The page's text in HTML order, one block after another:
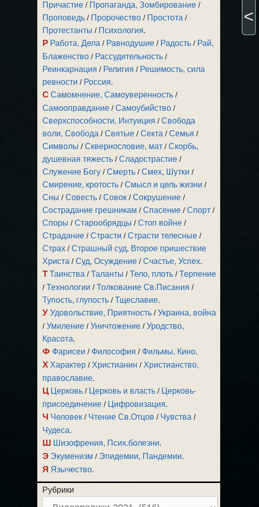
Причастие / Пропаганда, Зомбирование /
Проповедь / Пророчество / Простота /
Протестанты / Психология.
Р Работа, Дела / Равнодушие / Радость / Рай,
Блаженство / Рассудительность /
Реинкарнация / Религия / Решимость, сила
ревности / Россия.
С Самомнение, Самоуверенность /
Самооправдание /Самоубийство /
Сверхспособности, Интуиция /Свобода
воли, Свобода /Святые /Секта /Семья /
Символы /Сквернословие, мат /Скорбь,
душевная тяжесть /Сладострастие /
Служение Богу /Смерть /Смех, Шутки /
Смирение, кротость /Смысл и цель жизни /
Сны /Совесть /Совок /Сокрушение /
Сострадание грешникам /Спасение /Спорт /
Споры /Старообрядцы /Стоп войне /
Страдание /Страсти /Страсти телесные /
Страх /Страшный суд, Второе пришествие
Христа /Суд, Осуждение /Счастье, Успех.
Т Таинства /Таланты /Тело, плоть /Терпение
/Технологии /Толкование Св.Писания /
Тупость, глупость /Тщеславие.
У Удовольствие, Приятность /Украина, война
/Умиление /Уничтожение /Уродство,
Красота.
Ф Фарисеи / Философия / Фильмы, Кино.
Х Характер / Христианин / Христианство,
православие.
Ц Церковь / Церковь и власть / Церковь-
присоединение / Цифровизация.
Ч Человек / Чтение Св.Отцов / Чувства /
Чудеса.
Ш Шизофрения, Псих.болезни.
Э Экуменизм / Эпидемии, Пандемии.
Я Язычество.
Рубрики
<